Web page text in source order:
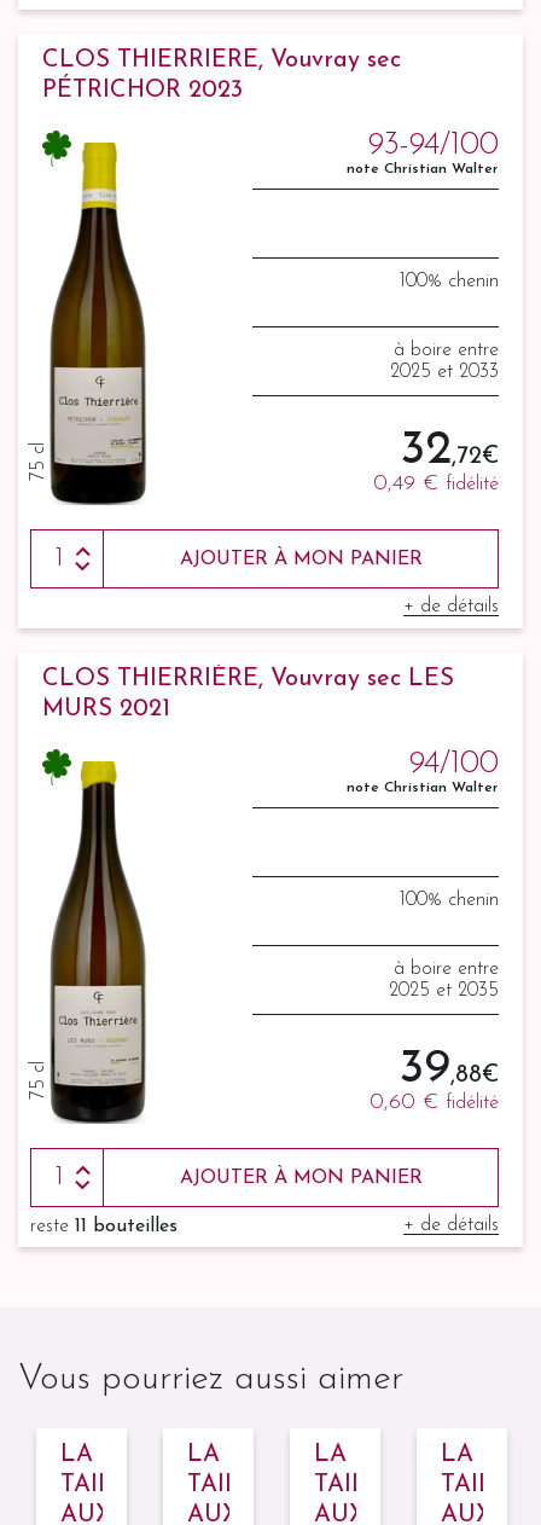
CLOS THIERRIERE, Vouvray sec
PÉTRICHOR 2023
75 cl
93-94/100
note Christian Walter
100% chenin
à boire entre
2025 et 2033
32,72 €
0,49 € fidélité
AJOUTER À MON PANIER
+ de détails
CLOS THIERRIÈRE, Vouvray sec LES
MURS 2021
75 cl
94/100
note Christian Walter
100% chenin
à boire entre
2025 et 2035
39,88 €
0,60 € fidélité
AJOUTER À MON PANIER
reste 11 bouteilles + de détails
Vous pourriez aussi aimer
LA
TAILLE
AUX
LA
TAILLE
AUX
LA
TAILLE
AUX
LA
TAILLE
AUX